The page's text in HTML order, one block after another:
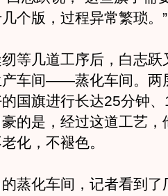
个版，过程异常繁琐。”
几道工序后，白志跃
产车间——蒸化车间。两
国旗进行长达25分钟
的是，经过这道工艺，
化，不褪色。
化车间，记者看到了